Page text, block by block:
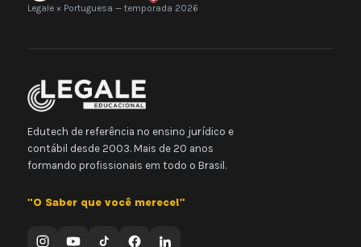
Legale × Portuguesa — temporada 2026
Edutech de referência no ensino jurídico e
contábil desde 2003. Mais de 20 anos
formando profissionais em todo o Brasil.
"O Saber que você merece!"